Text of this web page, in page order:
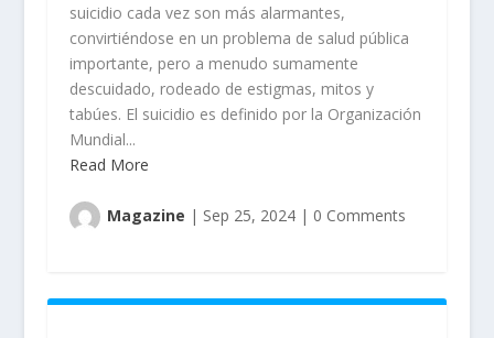
suicidio cada vez son más alarmantes,
convirtiéndose en un problema de salud pública
importante, pero a menudo sumamente
descuidado, rodeado de estigmas, mitos y
tabúes. El suicidio es definido por la Organización
Mundial...
Read More
Magazine | Sep 25, 2024| 0 Comments